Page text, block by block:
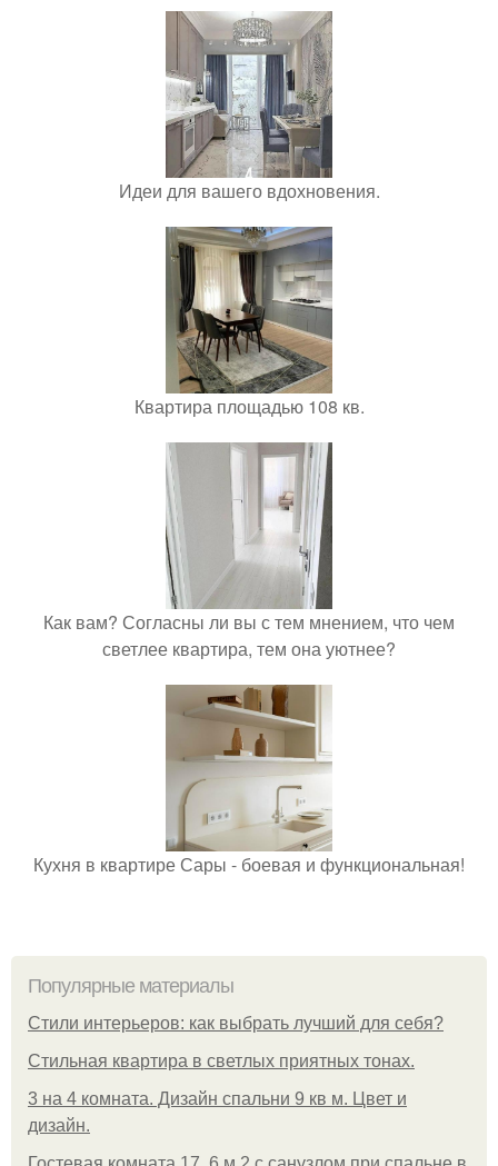
Идеи для вашего вдохновения.
Квартира площадью 108 кв.
Как вам? Согласны ли вы с тем мнением, что чем
светлее квартира, тем она уютнее?
Кухня в квартире Сары - боевая и функциональная!
Популярные материалы
Стили интерьеров: как выбрать лучший для себя?
Стильная квартира в светлых приятных тонах.
3 на 4 комната. Дизайн спальни 9 кв м. Цвет и
дизайн.